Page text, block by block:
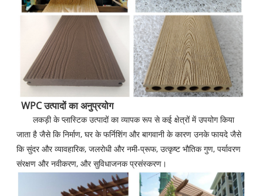
WPC उत्पादों का अनुप्रयोग
लकड़ी के प्लास्टिक उत्पादों का व्यापक रूप से कई क्षेत्रों में उपयोग किया
जाता है जैसे कि निर्माण, घर के फर्निशिंग और बागवानी के कारण उनके फायदे जैसे
कि सुंदर और व्यावहारिक, जलरोधी और नमी-प्रूफ, उत्कृष्ट भौतिक गुण, पर्यावरण
संरक्षण और नवीकरण, और सुविधाजनक प्रसंस्करण।